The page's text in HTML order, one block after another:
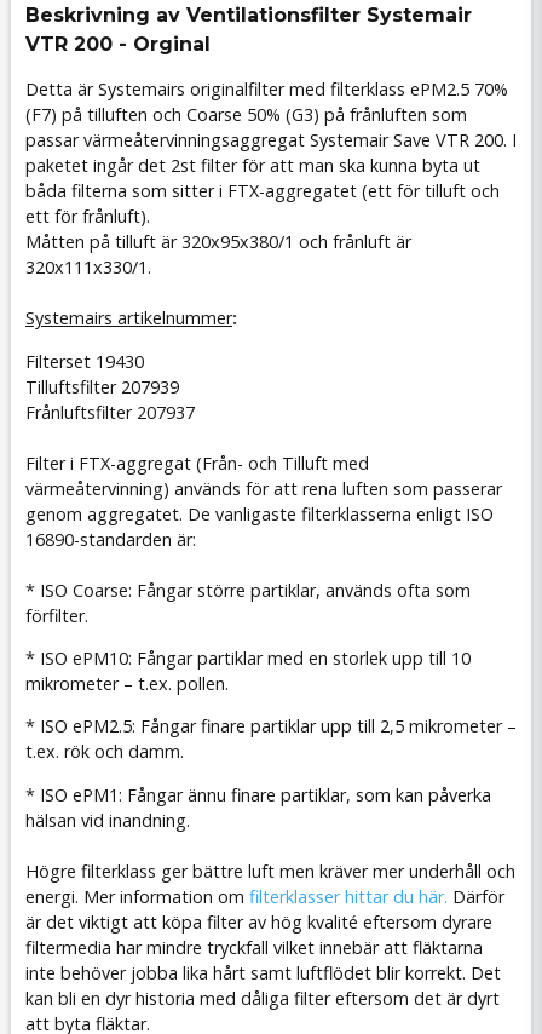
Beskrivning av Ventilationsfilter Systemair
VTR 200 - Orginal
Detta är Systemairs originalfilter med filterklass ePM2.5 70%
(F7) på tilluften och Coarse 50% (G3) på frånluften som
passar värmeåtervinningsaggregat Systemair Save VTR 200. I
paketet ingår det 2st filter för att man ska kunna byta ut
båda filterna som sitter i FTX-aggregatet (ett för tilluft och
ett för frånluft).
Måtten på tilluft är 320x95x380/1 och frånluft är
320x111x330/1.
Systemairs artikelnummer:
Filterset 19430
Tilluftsfilter 207939
Frånluftsfilter 207937
Filter i FTX-aggregat (Från- och Tilluft med
värmeåtervinning) används för att rena luften som passerar
genom aggregatet. De vanligaste filterklasserna enligt ISO
16890-standarden är:
* ISO Coarse: Fångar större partiklar, används ofta som
förfilter.
* ISO ePM10: Fångar partiklar med en storlek upp till 10
mikrometer – t.ex. pollen.
* ISO ePM2.5: Fångar finare partiklar upp till 2,5 mikrometer –
t.ex. rök och damm.
* ISO ePM1: Fångar ännu finare partiklar, som kan påverka
hälsan vid inandning.
Högre filterklass ger bättre luft men kräver mer underhåll och
energi. Mer information om filterklasser hittar du här. Därför
är det viktigt att köpa filter av hög kvalité eftersom dyrare
filtermedia har mindre tryckfall vilket innebär att fläktarna
inte behöver jobba lika hårt samt luftflödet blir korrekt. Det
kan bli en dyr historia med dåliga filter eftersom det är dyrt
att byta fläktar.